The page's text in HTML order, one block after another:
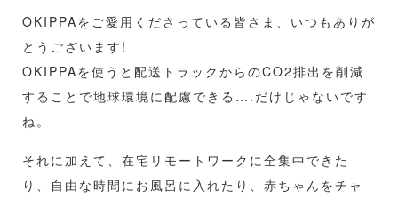
OKIPPAをご愛用くださっている皆さま、いつもありが
とうございます!
OKIPPAを使うと配送トラックからのCO2排出を削減
することで地球環境に配慮できる….だけじゃないです
ね。
それに加えて、在宅リモートワークに全集中できた
り、自由な時間にお風呂に入れたり、赤ちゃんをチャ